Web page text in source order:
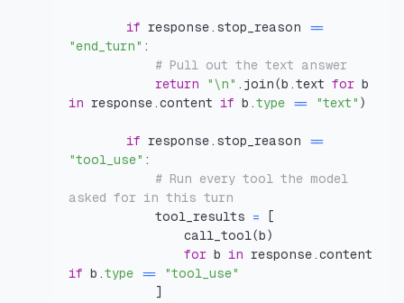
if response . stop_reason
==
"end_turn" :
# Pull out the text answer
return
"\n" . join(b .text for
in response .content if b .type == "text" )
if response . stop_reason
==
"tool_use" :
# Run every tool the model
asked for in this turn
            tool_results
=
[
                call_tool
(b)
for b in response .
if b .type ==
"tool_use"
]